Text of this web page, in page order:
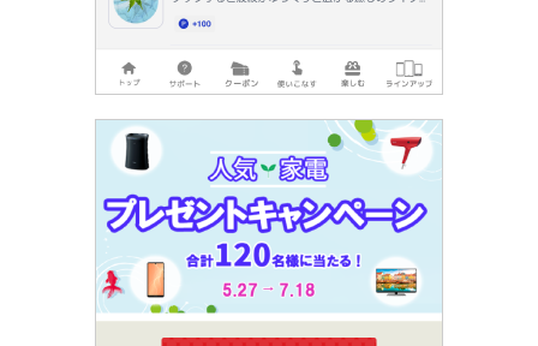
タブレット / その他